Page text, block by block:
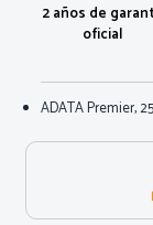
2 años de
oficial
ADATA Premier,